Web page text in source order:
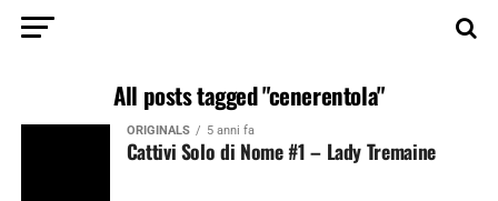
All posts tagged "cenerentola"
ORIGINALS 5 anni fa
Cattivi Solo di Nome #1 – Lady Tremaine